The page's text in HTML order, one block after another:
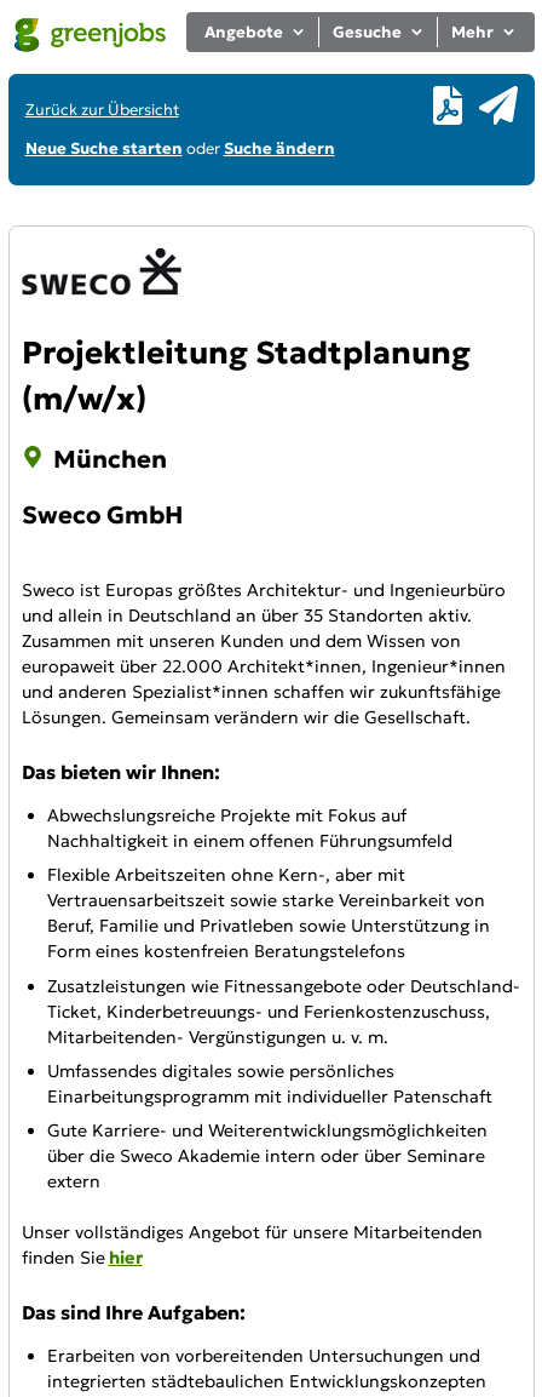
Angebote Gesuche Mehr
Zurück zur Übersicht
Neue Suche starten oderSuche ändern
Projektleitung Stadtplanung
(m/w/x)
München
Sweco GmbH
Sweco ist Europas größtes Architektur- und Ingenieurbüro
und allein in Deutschland an über 35 Standorten aktiv.
Zusammen mit unseren Kunden und dem Wissen von
europaweit über 22.000 Architekt*innen, Ingenieur*innen
und anderen Spezialist*innen schaffen wir zukunftsfähige
Lösungen. Gemeinsam verändern wir die Gesellschaft.
Das bieten wir Ihnen:
Abwechslungsreiche Projekte mit Fokus auf
Nachhaltigkeit in einem offenen Führungsumfeld
Flexible Arbeitszeiten ohne Kern-, aber mit
Vertrauensarbeitszeit sowie starke Vereinbarkeit von
Beruf, Familie und Privatleben sowie Unterstützung in
Form eines kostenfreien Beratungstelefons
Zusatzleistungen wie Fitnessangebote oder Deutschland-
Ticket, Kinderbetreuungs- und Ferienkostenzuschuss,
Mitarbeitenden- Vergünstigungen u. v. m.
Umfassendes digitales sowie persönliches
Einarbeitungsprogramm mit individueller Patenschaft
Gute Karriere- und Weiterentwicklungsmöglichkeiten
über die Sweco Akademie intern oder über Seminare
extern
Unser vollständiges Angebot für unsere Mitarbeitenden
finden Sie hier
Das sind Ihre Aufgaben:
Erarbeiten von vorbereitenden Untersuchungen und
integrierten städtebaulichen Entwicklungskonzepten